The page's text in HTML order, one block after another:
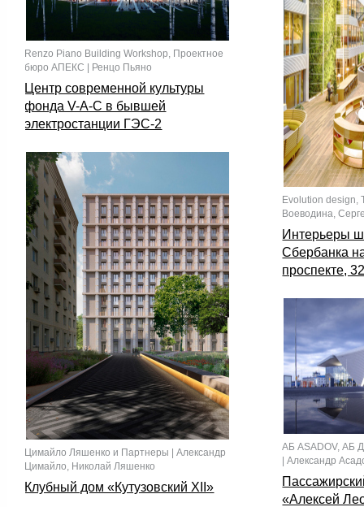
Renzo Piano Building Workshop, Проектное
бюро АПЕКС | Ренцо Пьяно
Центр современной культуры
фонда V-A-C в бывшей
электростанции ГЭС-2
Evolution design,
Воеводина,
Интерьеры
Сбербанка
проспекте,
Цимайло Ляшенко и Партнеры | Александр
Цимайло, Николай Ляшенко
Клубный дом «Кутузовский XII»
АБ ASADOV, АБ
| Александр
«Алексей